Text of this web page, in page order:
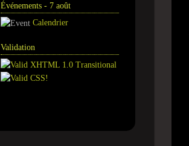
Événements - 7 août
Calendrier
Validation